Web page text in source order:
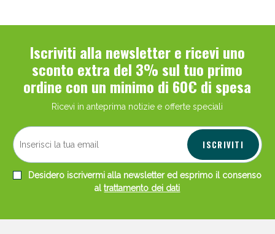
Iscriviti alla newsletter e ricevi uno
sconto extra del 3% sul tuo primo
ordine con un minimo di 60€ di spesa
Ricevi in anteprima notizie e offerte speciali
ISCRIVITI
Desidero iscrivermi alla newsletter ed esprimo il consenso
altrattamento dei dati
Scopri le offerte di Oggi